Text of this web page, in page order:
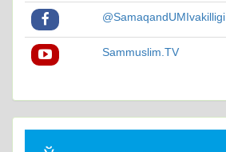
@SamaqandUMIvakilligi
Sammuslim.TV